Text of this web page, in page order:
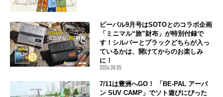
ビーパル9月号はSOTOとのコラボ企画
「ミニマル“旅”財布」が特別付録で
す！シルバーとブラックどちらが入っ
ているかは、開けてからのお楽しみ
に！
2026.08.05
7/11は豊洲へGO！ 「BE-PAL アーバ
ン SUV CAMP」でソト遊びにぴった